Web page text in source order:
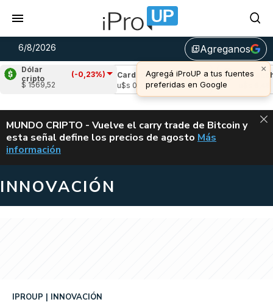
6/8/2026 library_addAgreganos
×
Agregá iProUP a tus fuentes
preferidas en Google
Dólar
cripto
(-0,23%)
$ 1569,52
(-1,49%)
Cardano
(8,17%)
u$s 0,21
Avalanche
(-
u$s 6,46
ALERTA
MUNDO CRIPTO - Vuelve el carry trade de Bitcoin y
esta señal define los precios de agosto VUELVE EL
Más
información
INNOVACIÓN
IPROUP INNOVACIÓN